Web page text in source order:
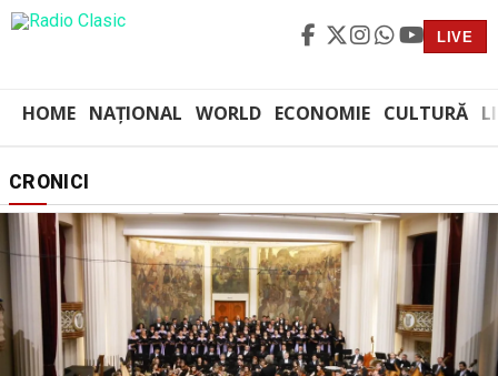
LIVE
HOME NAȚIONAL WORLD ECONOMIE CULTURĂ
CRONICI